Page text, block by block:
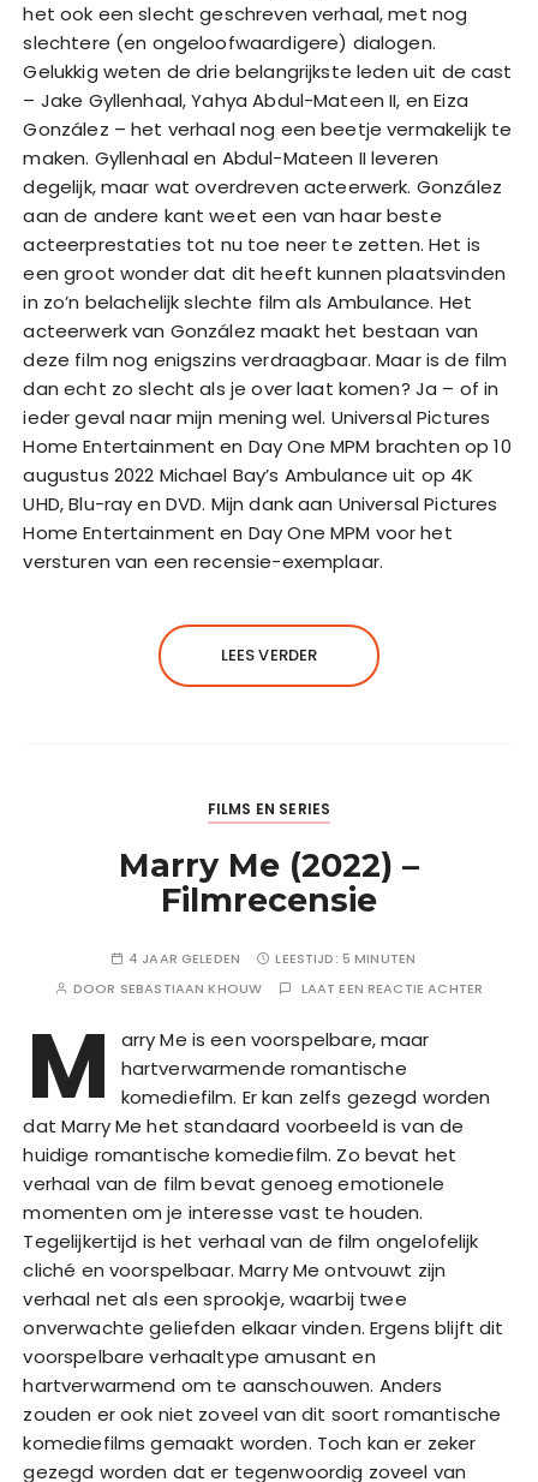
het ook een slecht geschreven verhaal, met nog
slechtere (en ongeloofwaardigere) dialogen.
Gelukkig weten de drie belangrijkste leden uit de cast
– Jake Gyllenhaal, Yahya Abdul-Mateen II, en Eiza
González – het verhaal nog een beetje vermakelijk te
maken. Gyllenhaal en Abdul-Mateen II leveren
degelijk, maar wat overdreven acteerwerk. González
aan de andere kant weet een van haar beste
acteerprestaties tot nu toe neer te zetten. Het is
een groot wonder dat dit heeft kunnen plaatsvinden
in zo’n belachelijk slechte film als Ambulance. Het
acteerwerk van González maakt het bestaan van
deze film nog enigszins verdraagbaar. Maar is de film
dan echt zo slecht als je over laat komen? Ja – of in
ieder geval naar mijn mening wel. Universal Pictures
Home Entertainment en Day One MPM brachten op 10
augustus 2022 Michael Bay’s Ambulance uit op 4K
UHD, Blu-ray en DVD. Mijn dank aan Universal Pictures
Home Entertainment en Day One MPM voor het
versturen van een recensie-exemplaar.
LEES VERDER
FILMS EN SERIES
Marry Me (2022) –
Filmrecensie
4 JAAR GELEDEN LEESTIJD: 5 MINUTEN
DOOR SEBASTIAAN KHOUW LAAT EEN REACTIE ACHTER
M
arry Me is een voorspelbare, maar
hartverwarmende romantische
komediefilm. Er kan zelfs gezegd worden
dat Marry Me het standaard voorbeeld is van de
huidige romantische komediefilm. Zo bevat het
verhaal van de film bevat genoeg emotionele
momenten om je interesse vast te houden.
Tegelijkertijd is het verhaal van de film ongelofelijk
cliché en voorspelbaar. Marry Me ontvouwt zijn
verhaal net als een sprookje, waarbij twee
onverwachte geliefden elkaar vinden. Ergens blijft dit
voorspelbare verhaaltype amusant en
hartverwarmend om te aanschouwen. Anders
zouden er ook niet zoveel van dit soort romantische
komediefilms gemaakt worden. Toch kan er zeker
gezegd worden dat er tegenwoordig zoveel van